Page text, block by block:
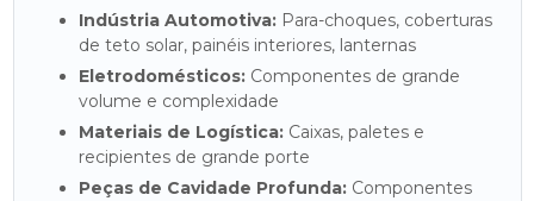
Indústria Automotiva:Para-choques, coberturas
de teto solar, painéis interiores, lanternas
Eletrodomésticos:Componentes de grande
volume e complexidade
Materiais de Logística:Caixas, paletes e
recipientes de grande porte
Peças de Cavidade Profunda:Componentes